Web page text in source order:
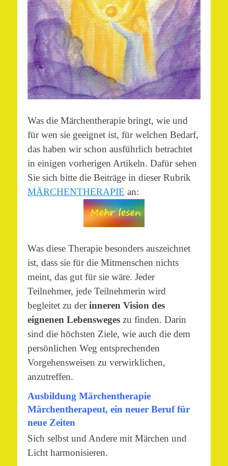
Was die Märchentherapie bringt, wie und
für wen sie geeignet ist, für welchen Bedarf,
das haben wir schon ausführlich betrachtet
in einigen vorherigen Artikeln. Dafür sehen
Sie sich bitte die Beiträge in dieser Rubrik
MÄRCHENTHERAPIE an:
Was diese Therapie besonders auszeichnet
ist, dass sie für die Mitmenschen nichts
meint, das gut für sie wäre. Jeder
Teilnehmer, jede Teilnehmerin wird
begleitet zu derinneren Vision des
eignenen Lebensweges zu finden. Darin
sind die höchsten Ziele, wie auch die dem
persönlichen Weg entsprechenden
Vorgehensweisen zu verwirklichen,
anzutreffen.
Ausbildung Märchentherapie
Märchentherapeut, ein neuer Beruf für
neue Zeiten
Sich selbst und Andere mit Märchen und
Licht harmonisieren.